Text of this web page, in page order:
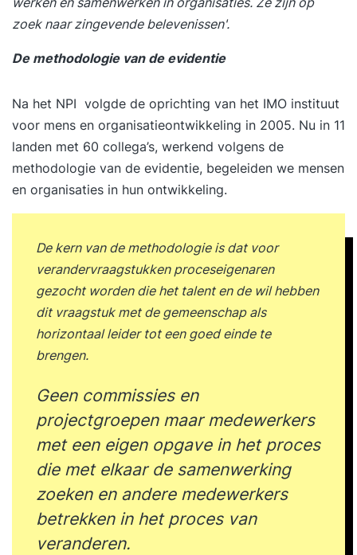
zoek naar zingevende belevenissen'.
De methodologie van de evidentie
Na het NPI volgde de oprichting van het IMO instituut
voor mens en organisatieontwikkeling in 2005. Nu in 11
landen met 60 collega’s, werkend volgens de
methodologie van de evidentie, begeleiden we mensen
en organisaties in hun ontwikkeling.
De kern van de methodologie is dat voor
verandervraagstukken proceseigenaren
gezocht worden die het talent en de wil hebben
dit vraagstuk met de gemeenschap als
horizontaal leider tot een goed einde te
brengen.
Geen commissies en
projectgroepen maar medewerkers
met een eigen opgave in het proces
die met elkaar de samenwerking
zoeken en andere medewerkers
betrekken in het proces van
veranderen.